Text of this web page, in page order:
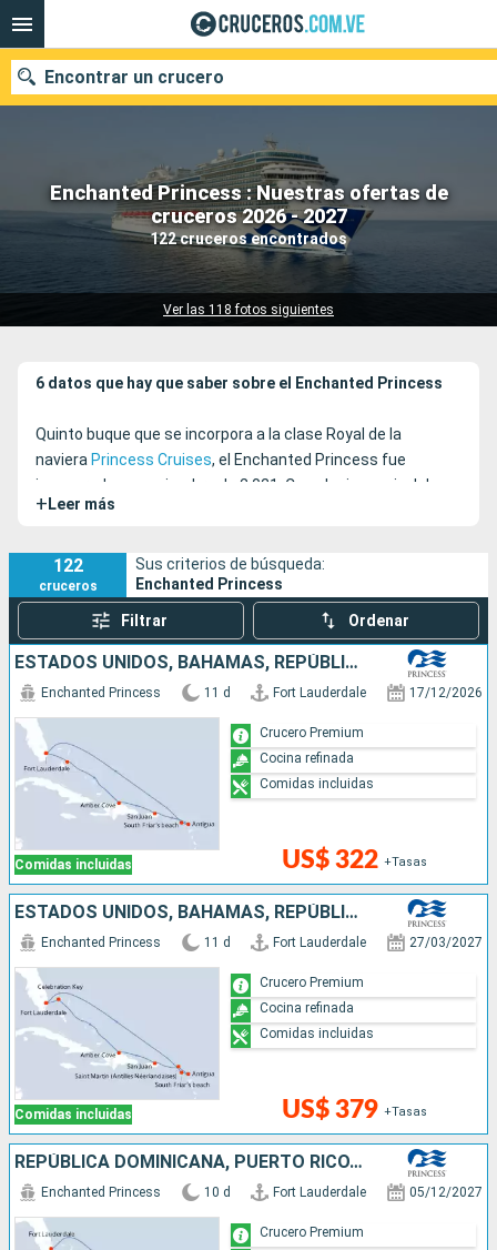
Enchanted Princess : Nuestras ofertas de
cruceros 2026 - 2027
122 cruceros encontrados
Ver las 118 fotos siguientes
Encontrar un crucero
Nuestros destinos
Fecha de salida
6 datos que hay que saber sobre el Enchanted Princess
Quinto buque que se incorpora a la clase Royal de la
naviera Princess Cruises, el Enchanted Princess fue
inaugurado en noviembre de 2.021. Con el mismo nivel de
lujo y elegancia que sus buques hermanos, este novedoso
+ Leer más
122
cruceros
Sus criterios de búsqueda:
Enchanted Princess
Filtrar Ordenar
ESTADOS UNIDOS, BAHAMAS, REPÚBLICA DOMINICANA, PUERTO RICO, SAN MARTÍN, ANTIGUA Y BARBUDA
Comidas incluidas
Enchanted Princess 11 d Fort Lauderdale 17/12/2026
US$ 322 +Tasas
Crucero Premium
Cocina refinada
Comidas incluidas
ESTADOS UNIDOS, BAHAMAS, REPÚBLICA DOMINICANA, PUERTO RICO, SAN MARTÍN, ANTIGUA Y BARBUDA
Comidas incluidas
Enchanted Princess 11 d Fort Lauderdale 27/03/2027
US$ 379 +Tasas
Crucero Premium
Cocina refinada
Comidas incluidas
REPÚBLICA DOMINICANA, PUERTO RICO, SAN MARTÍN, ESTADOS UNIDOS
Enchanted Princess 10 d Fort Lauderdale 05/12/2027
Crucero Premium